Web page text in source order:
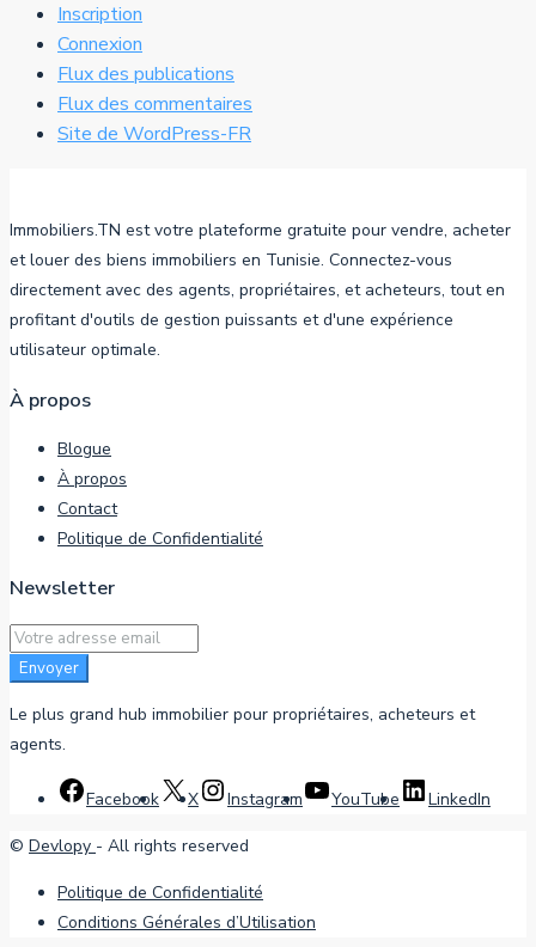
Inscription
Connexion
Flux des publications
Flux des commentaires
Site de WordPress-FR
Immobiliers.TN est votre plateforme gratuite pour vendre, acheter
et louer des biens immobiliers en Tunisie. Connectez-vous
directement avec des agents, propriétaires, et acheteurs, tout en
profitant d'outils de gestion puissants et d'une expérience
utilisateur optimale.
À propos
Blogue
À propos
Contact
Politique de Confidentialité
Newsletter
Envoyer
Le plus grand hub immobilier pour propriétaires, acheteurs et
agents.
Facebook X Instagram YouTube LinkedIn
© Devlopy - All rights reserved
Politique de Confidentialité
Conditions Générales d’Utilisation